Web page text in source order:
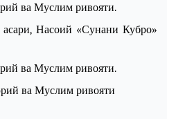
ва Муслимривояти.
Насоий «СунаниКубро»
ва Муслимривояти.
ва Муслим ривояти